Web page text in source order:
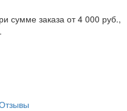
сумме заказа от 4 000 руб.,